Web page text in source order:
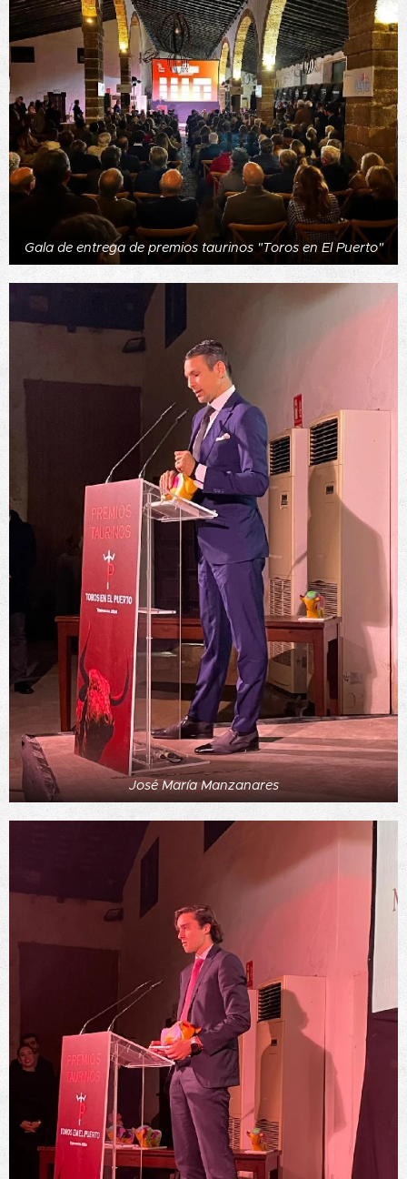
Gala de entrega de premios taurinos "Toros en El Puerto"
José María Manzanares